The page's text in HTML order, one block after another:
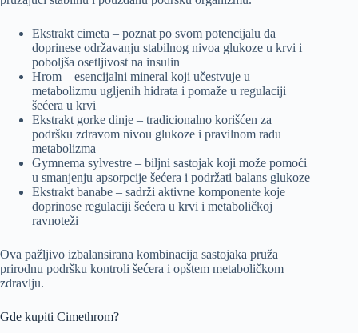
Ekstrakt cimeta – poznat po svom potencijalu da
doprinese održavanju stabilnog nivoa glukoze u krvi i
poboljša osetljivost na insulin
Hrom – esencijalni mineral koji učestvuje u
metabolizmu ugljenih hidrata i pomaže u regulaciji
šećera u krvi
Ekstrakt gorke dinje – tradicionalno korišćen za
podršku zdravom nivou glukoze i pravilnom radu
metabolizma
Gymnema sylvestre – biljni sastojak koji može pomoći
u smanjenju apsorpcije šećera i podržati balans glukoze
Ekstrakt banabe – sadrži aktivne komponente koje
doprinose regulaciji šećera u krvi i metaboličkoj
ravnoteži
Ova pažljivo izbalansirana kombinacija sastojaka pruža
prirodnu podršku kontroli šećera i opštem metaboličkom
zdravlju.
Gde kupiti Cimethrom?